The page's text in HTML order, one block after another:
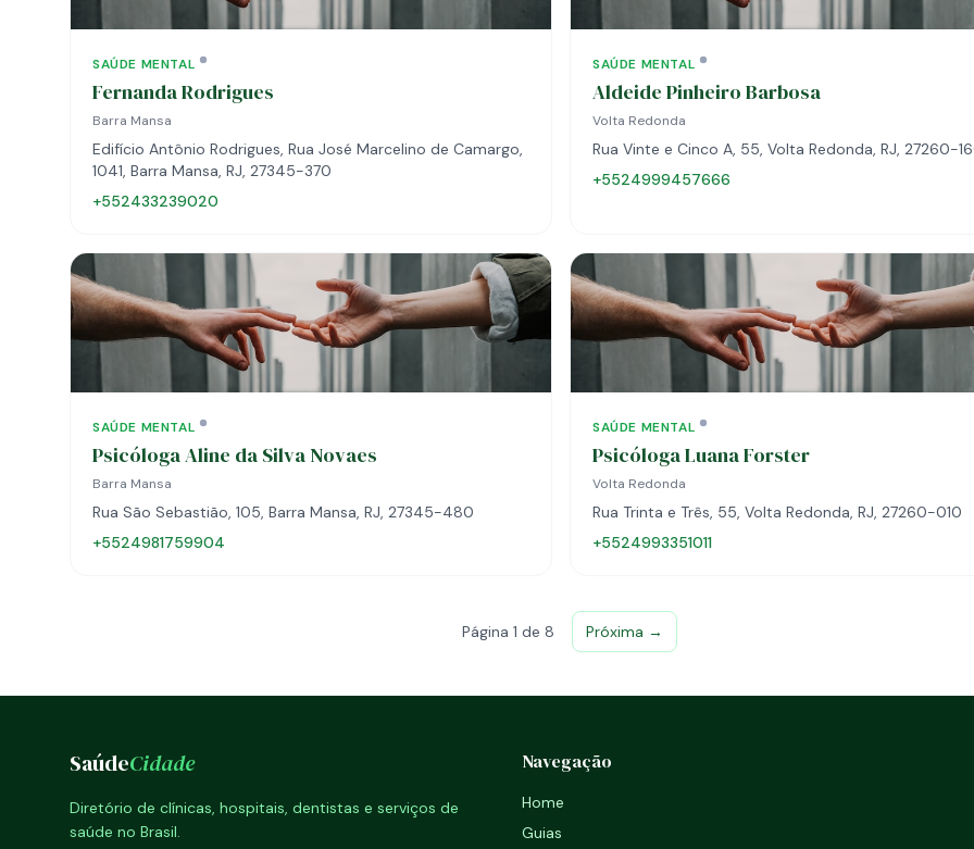
SAÚDE MENTAL
Fernanda Rodrigues
Barra Mansa
Edifício Antônio Rodrigues, Rua José Marcelino de Camargo,
1041, Barra Mansa, RJ, 27345-370
+552433239020
SAÚDE MENTAL
Aldeide Pinheiro Barbosa
Volta Redonda
Rua Vinte e Cinco A, 55, Volta Redonda, RJ, 27260-
+5524999457666
SAÚDE MENTAL
Psicóloga Aline da Silva Novaes
Barra Mansa
Rua São Sebastião, 105, Barra Mansa, RJ, 27345-480
+5524981759904
SAÚDE MENTAL
Psicóloga Luana Forster
Volta Redonda
Rua Trinta e Três, 55, Volta Redonda, RJ, 27260-010
+5524993351011
Página 1 de 8 Próxima →
SaúdeCidade
Diretório de clínicas, hospitais, dentistas e serviços de
saúde no Brasil.
Navegação
Home
Guias